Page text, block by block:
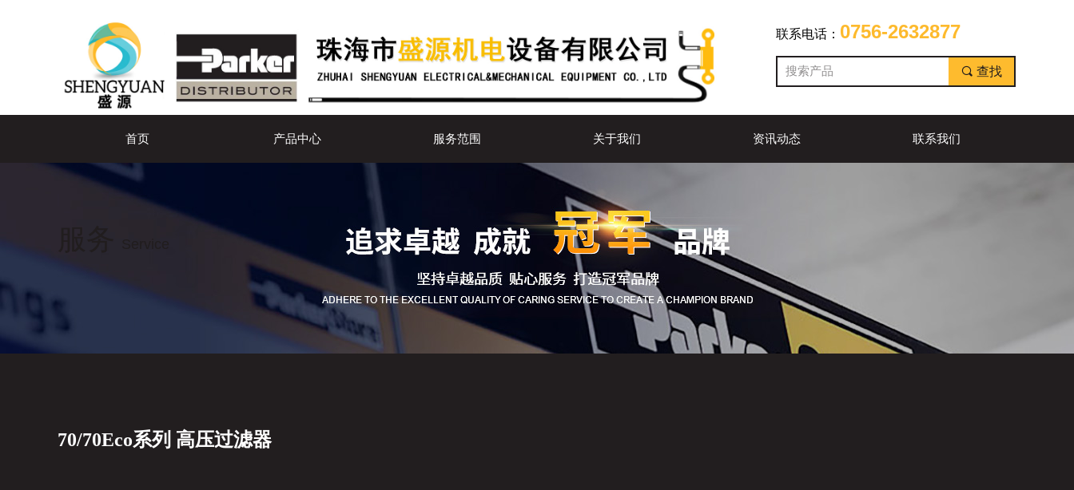
끠 查找
联系电话： 0756-2632877
首页 产品中心 服务范围 关于我们 资讯动态 联系我们
70/70Eco系列 高压过滤器